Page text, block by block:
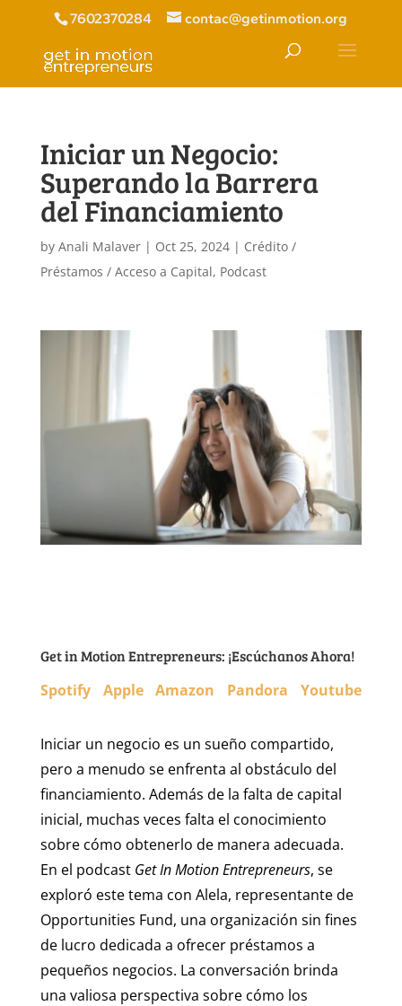
7602370284 contac@getinmotion.org
Iniciar un Negocio:
Superando la Barrera
del Financiamiento
by Anali Malaver| Oct 25, 2024| Crédito /
Préstamos / Acceso a Capital, Podcast
Get in Motion Entrepreneurs: ¡Escúchanos Ahora!
Spotify Apple Amazon Pandora Youtube
Iniciar un negocio es un sueño compartido,
pero a menudo se enfrenta al obstáculo del
financiamiento. Además de la falta de capital
inicial, muchas veces falta el conocimiento
sobre cómo obtenerlo de manera adecuada.
En el podcast Get In Motion Entrepreneurs, se
exploró este tema con Alela, representante de
Opportunities Fund, una organización sin fines
de lucro dedicada a ofrecer préstamos a
pequeños negocios. La conversación brinda
una valiosa perspectiva sobre cómo los